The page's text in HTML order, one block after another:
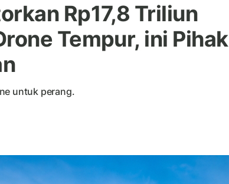
Rp17,8 Triliun
Tempur, ini Pihak
untuk perang.